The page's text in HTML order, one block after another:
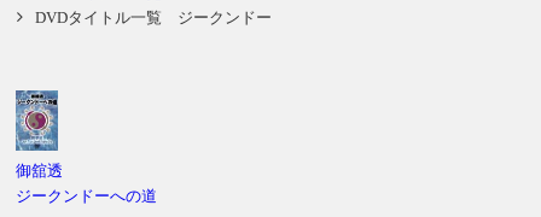
DVDタイトル一覧 ジークンドー
御舘透
ジークンドーへの道